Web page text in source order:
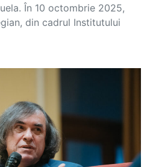
În 10 octombrie 2025,
din cadrul Institutului